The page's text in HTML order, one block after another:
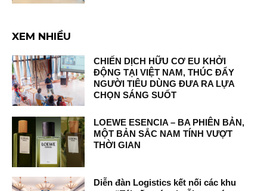
XEM NHIỀU
CHIẾN DỊCH HỮU CƠ EU KHỞI
ĐỘNG TẠI VIỆT NAM, THÚC ĐẨY
NGƯỜI TIÊU DÙNG ĐƯA RA LỰA
CHỌN SÁNG SUỐT
LOEWE ESENCIA – BA PHIÊN BẢN,
MỘT BẢN SẮC NAM TÍNH VƯỢT
THỜI GIAN
Diễn đàn Logistics kết nối các khu